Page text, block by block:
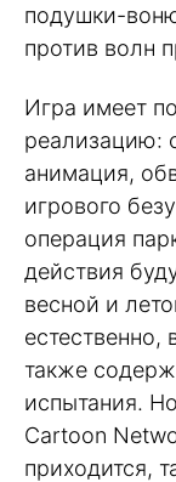
подушки-
против волн
Игра имеет
реализацию:
анимация,
игрового
операция
действия
весной и
естественно,
также
испытания.
Cartoon
приходится,